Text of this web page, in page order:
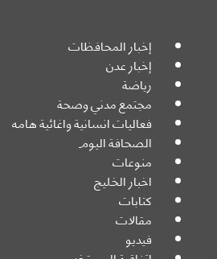
إخبار المحافظات
إخبار عدن
رياضة
مجتمع مدني وصحة
فعاليات انسانية واغاثية هامه
الصحافة اليوم
منوعات
اخبار الخليج
كتابات
مقالات
فيديو